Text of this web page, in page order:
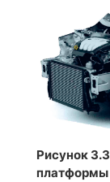
Рисунок
платформы